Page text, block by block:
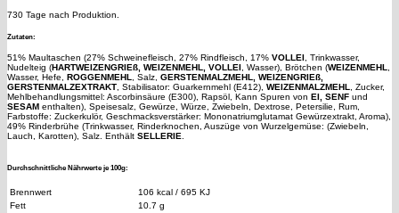
730 Tage nach Produktion.
Zutaten:
51% Maultaschen (27% Schweinefleisch, 27% Rindfleisch, 17% VOLLEI , Trinkwasser,
Nudelteig (HARTWEIZENGRIEß, WEIZENMEHL, VOLLEI , Wasser), Brötchen (WEIZENMEHL,
Wasser, Hefe, ROGGENMEHL, Salz, GERSTENMALZMEHL, WEIZENGRIEß,
GERSTENMALZEXTRAKT, Stabilisator: Guarkernmehl (E412), WEIZENMALZMEHL, Zucker,
Mehlbehandlungsmittel: Ascorbinsäure (E300), Rapsöl, Kann Spuren von EI, SENF und
SESAM enthalten), Speisesalz, Gewürze, Würze, Zwiebeln, Dextrose, Petersilie, Rum,
Farbstoffe: Zuckerkulör, Geschmacksverstärker: Mononatriumglutamat Gewürzextrakt, Aroma),
49% Rinderbrühe (Trinkwasser, Rinderknochen, Auszüge von Wurzelgemüse: (Zwiebeln,
Lauch, Karotten), Salz. Enthält SELLERIE.
Durchschnittliche Nährwerte je 100g:
Brennwert
106 kcal / 695 KJ
Fett
10.7 g